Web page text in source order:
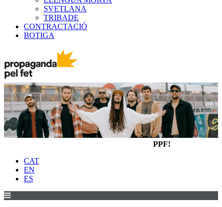
SVETLANA
TRIBADE
CONTRACTACIÓ
BOTIGA
PPF!
CAT
EN
ES